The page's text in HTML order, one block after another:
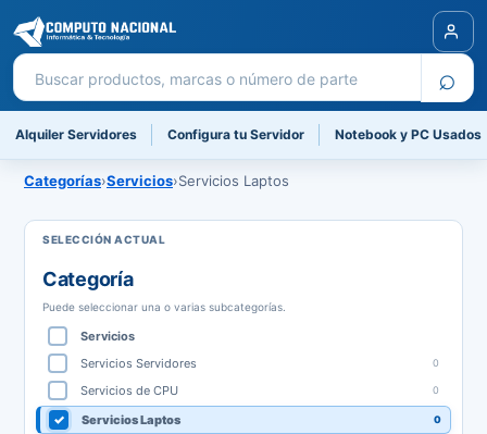
Buscar productos ⌕
Alquiler Servidores Configura tu Servidor Notebook y PC Usados
Categorías›Servicios›Servicios Laptos
Categoría
Puede seleccionar una o varias subcategorías.
Servicios
Servicios Servidores
0
Servicios de CPU 0
Servicios Laptos 0